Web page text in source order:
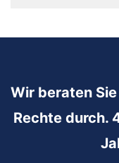
Wir beraten
Rechte durch.